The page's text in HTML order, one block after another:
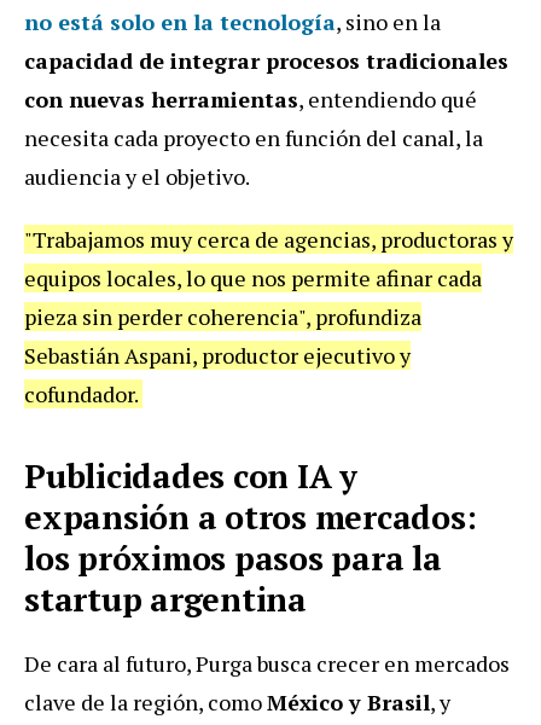
no está solo en la tecnología, sino en la
capacidad de integrar procesos tradicionales
con nuevas herramientas, entendiendo qué
necesita cada proyecto en función del canal, la
audiencia y el objetivo.
"Trabajamos muy cerca de agencias, productoras y
equipos locales, lo que nos permite afinar cada
pieza sin perder coherencia", profundiza
Sebastián Aspani, productor ejecutivo y
cofundador.
Publicidades con IA y
expansión a otros mercados:
los próximos pasos para la
startup argentina
De cara al futuro, Purga busca crecer en mercados
clave de la región, comoMéxico y Brasil, y